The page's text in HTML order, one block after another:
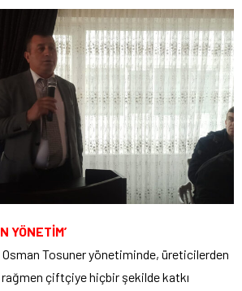
YÖNETİM’
Osman Tosuner yönetiminde, üreticilerden
rağmen çiftçiye hiçbir şekilde katkı